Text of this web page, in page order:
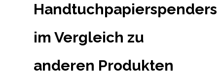
Handtuchpapierspenders
im Vergleich zu
anderen Produkten